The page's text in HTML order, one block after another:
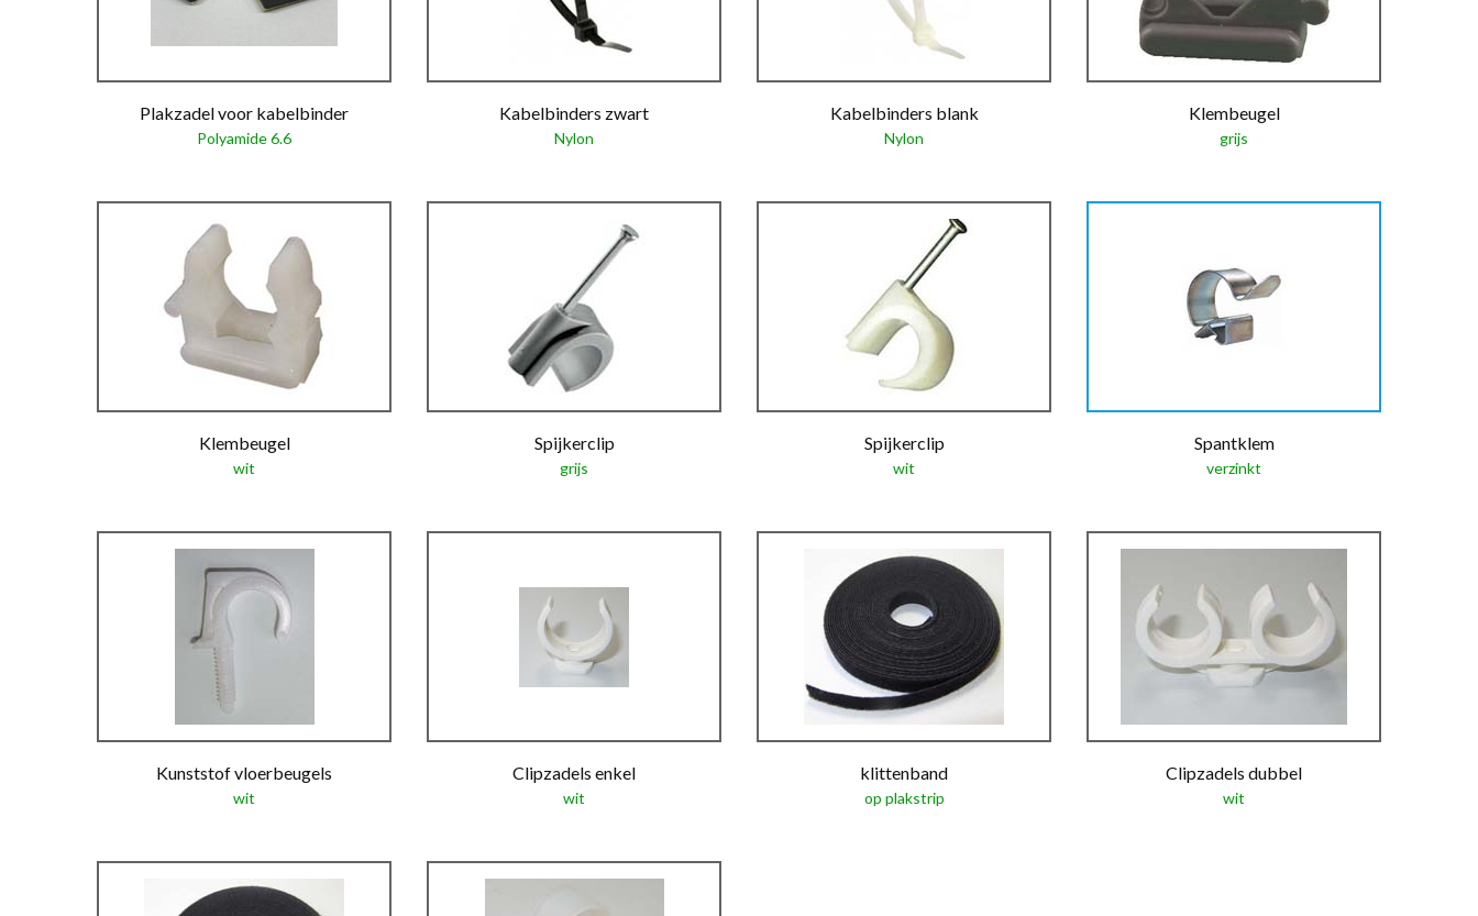
Plakzadel voor kabelbinder
Polyamide 6.6
Kabelbinders zwart
Nylon
Kabelbinders blank
Nylon
Klembeugel
grijs
Klembeugel
wit
Spijkerclip
grijs
Spijkerclip
wit
Spantklem
verzinkt
Kunststof vloerbeugels
wit
Clipzadels enkel
wit
klittenband
op plakstrip
Clipzadels dubbel
wit